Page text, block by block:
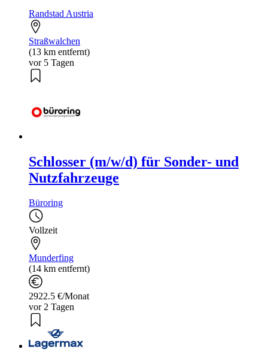
Randstad Austria
Straßwalchen
(13 km entfernt)
vor 5 Tagen
Schlosser (m/w/d) für Sonder- und
Nutzfahrzeuge
Büroring
Vollzeit
Munderfing
(14 km entfernt)
2922.5 €/Monat
vor 2 Tagen